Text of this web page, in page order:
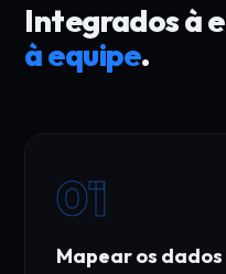
Integrados à
à equipe.
01
Mapear os dados